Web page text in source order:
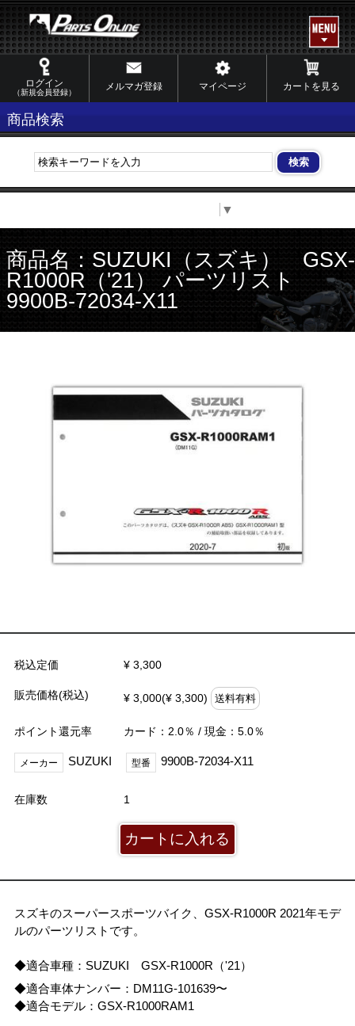
ログイン
（新規会員登録）
メルマガ登録 マイページ カートを見る
商品検索
▼
商品名：SUZUKI（スズキ） GSX-
R1000R（'21） パーツリスト
9900B-72034-X11
税込定価 ¥ 3,300
販売価格(税込) ¥ 3,000(¥ 3,300) 送料有料
ポイント還元率 カード：2.0％ / 現金：5.0％
メーカー SUZUKI 型番 9900B-72034-X11
在庫数 1
スズキのスーパースポーツバイク、GSX-R1000R 2021年モデ
ルのパーツリストです。
◆適合車種：SUZUKI GSX-R1000R（'21）
◆適合車体ナンバー：DM11G-101639〜
◆適合モデル：GSX-R1000RAM1